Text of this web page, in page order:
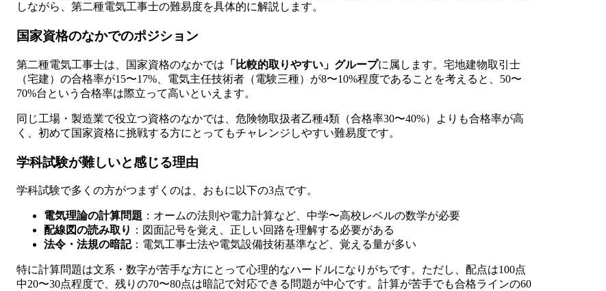
しながら、第二種電気工事士の難易度を具体的に解説します。
国家資格のなかでのポジション
第二種電気工事士は、国家資格のなかでは 「比較的取りやすい」グループに属します。宅地建物取引士
（宅建）の合格率が15〜17%、電気主任技術者（電験三種）が8〜10%程度であることを考えると、50〜
70%台という合格率は際立って高いといえます。
同じ工場・製造業で役立つ資格のなかでは、危険物取扱者乙種4類（合格率30〜40%）よりも合格率が高
く、初めて国家資格に挑戦する方にとってもチャレンジしやすい難易度です。
学科試験が難しいと感じる理由
学科試験で多くの方がつまずくのは、おもに以下の3点です。
電気理論の計算問題 ：オームの法則や電力計算など、中学〜高校レベルの数学が必要
配線図の読み取り ：図面記号を覚え、正しい回路を理解する必要がある
法令・法規の暗記：電気工事士法や電気設備技術基準など、覚える量が多い
特に計算問題は文系・数字が苦手な方にとって心理的なハードルになりがちです。ただし、配点は100点
中20〜30点程度で、残りの70〜80点は暗記で対応できる問題が中心です。計算が苦手でも合格ラインの60